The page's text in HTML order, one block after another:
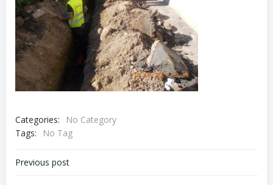
Categories:
No Category
Tags:
No Tag
Navigare
Previous post